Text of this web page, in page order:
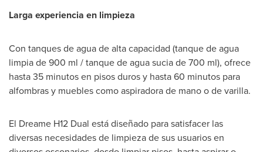
Larga experiencia en limpieza
Con tanques de agua de alta capacidad (tanque de agua
limpia de 900 ml / tanque de agua sucia de 700 ml), ofrece
hasta 35 minutos en pisos duros y hasta 60 minutos para
alfombras y muebles como aspiradora de mano o de varilla.
El Dreame H12 Dual está diseñado para satisfacer las
diversas necesidades de limpieza de sus usuarios en